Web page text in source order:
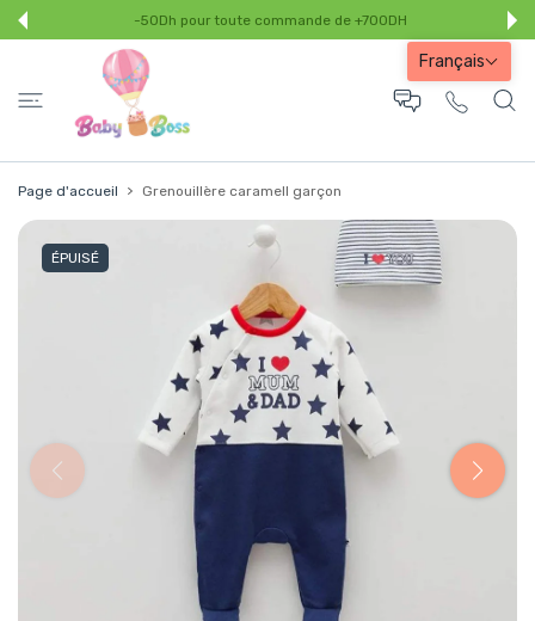
AU CONTENU -50Dh pour toute commande de +700DH
Page d'accueil Grenouillère caramell garçon
ÉPUISÉ
Français